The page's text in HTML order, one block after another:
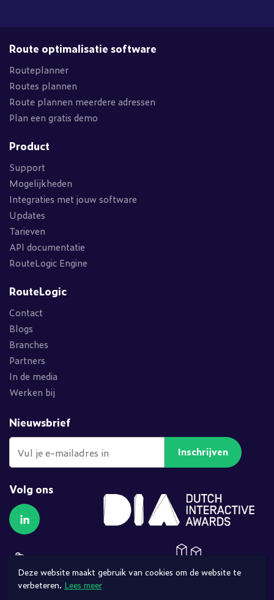
Deze website maakt gebruik van cookies om de website te
verbeteren. Lees meer
Route optimalisatie software
Routeplanner
Routes plannen
Route plannen meerdere adressen
Plan een gratis demo
Product
Support
Mogelijkheden
Integraties met jouw software
Updates
Tarieven
API documentatie
RouteLogic Engine
RouteLogic
Contact
Blogs
Branches
Partners
In de media
Werken bij
Nieuwsbrief
Inschrijven
Volg ons
Volg ons op LinkedIn